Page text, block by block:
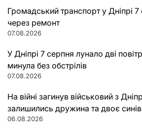
Громадський транспорт у Дніпрі 7
через ремонт
07.08.2026
У Дніпрі 7 серпня лунало дві
минула без обстрілів
07.08.2026
На війні загинув військовий з
залишились дружина та двоє синів
06.08.2026